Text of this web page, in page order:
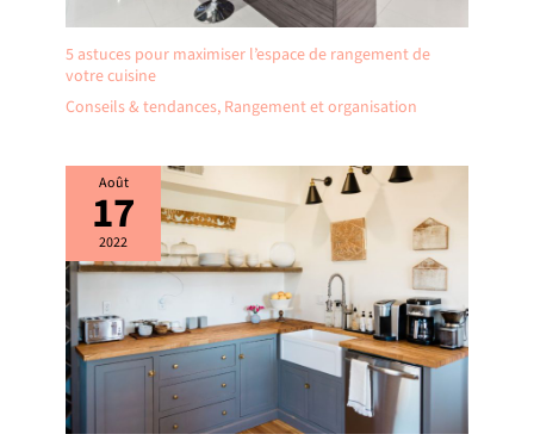
5 astuces pour maximiser l’espace de rangement de
votre cuisine
Conseils & tendances, Rangement et organisation
Août
17
2022